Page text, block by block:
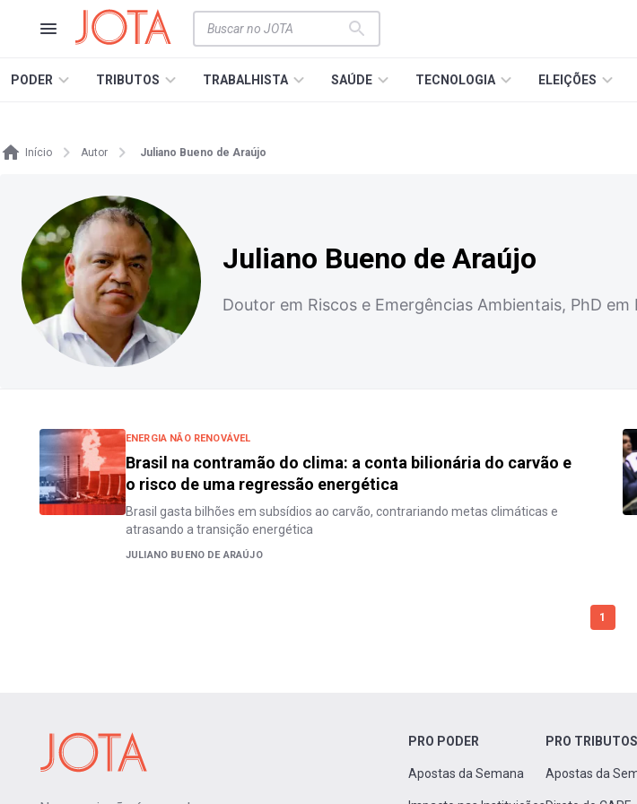
PODER TRIBUTOS TRABALHISTA SAÚDE TECNOLOGIA ELEIÇÕES
Início Autor Juliano Bueno de Araújo
Juliano Bueno de Araújo
Doutor em Riscos e Emergências Ambientais, PhD
ENERGIA NÃO RENOVÁVEL
Brasil na contramão do clima: a conta bilionária do carvão e
o risco de uma regressão energética
Brasil gasta bilhões em subsídios ao carvão, contrariando metas climáticas e
atrasando a transição energética
JULIANO BUENO DE ARAÚJO
1
PRO PODER
Apostas da Semana
PRO TRIBUTOS
Apostas da